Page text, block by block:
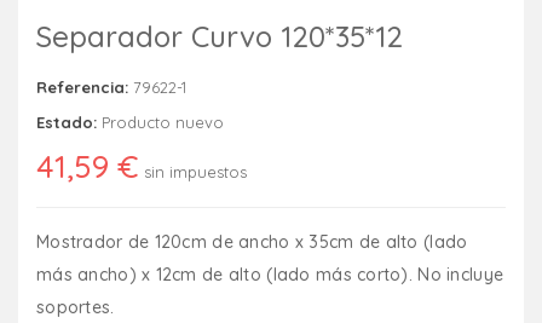
Separador Curvo 120*35*12
Referencia: 79622-1
Estado: Producto nuevo
41,59 € sin impuestos
Mostrador de 120cm de ancho x 35cm de alto (lado
más ancho) x 12cm de alto (lado más corto). No incluye
soportes.